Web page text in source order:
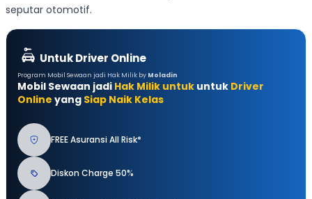
seputar otomotif.
Untuk Driver Online
Program Mobil Sewaan jadi Hak Milik by Moladin
Mobil Sewaan jadi Hak Milik untuk untuk Driver
Online yang Siap Naik Kelas
FREE Asuransi All Risk*
Diskon Charge 50%